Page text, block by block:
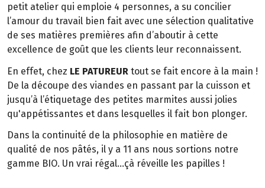
petit atelier qui emploie 4 personnes, a su concilier
l’amour du travail bien fait avec une sélection qualitative
de ses matières premières afin d’aboutir à cette
excellence de goût que les clients leur reconnaissent.
En effet, chez LE PATUREUR tout se fait encore à la main !
De la découpe des viandes en passant par la cuisson et
jusqu’à l’étiquetage des petites marmites aussi jolies
qu'appétissantes et dans lesquelles il fait bon plonger.
Dans la continuité de la philosophie en matière de
qualité de nos pâtés, il y a 11 ans nous sortions notre
gamme BIO. Un vrai régal...çà réveille les papilles !